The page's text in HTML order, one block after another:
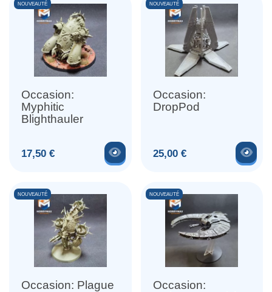
Occasion:
Myphitic
Blighthauler
Prix
17,50 €
NOUVEAUTÉ
Voir le produit
Occasion:
DropPod
Prix
25,00 €
NOUVEAUTÉ
Occasion: Plague
NOUVEAUTÉ
Occasion:
NOUVEAUTÉ